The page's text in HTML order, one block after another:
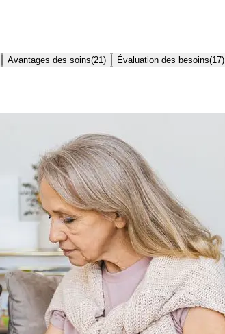
Avantages des soins(21 ) Évaluation des besoins(17)